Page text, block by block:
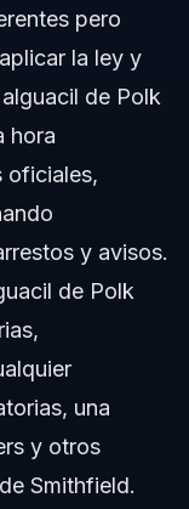
pero
la ley y
de Polk
hora
oficiales,
y avisos.
de Polk
una
y otros
Smithfield.